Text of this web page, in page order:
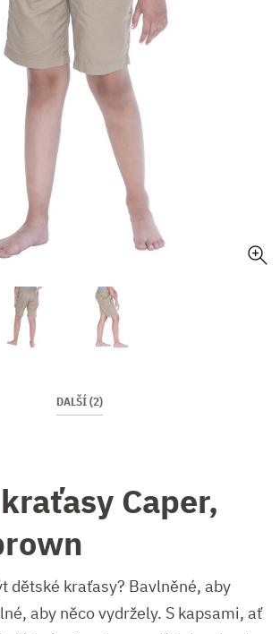
DALŠÍ (2)
Caper,
dětské kraťasy? Bavlněné, aby
aby něco vydržely. S kapsami, ať